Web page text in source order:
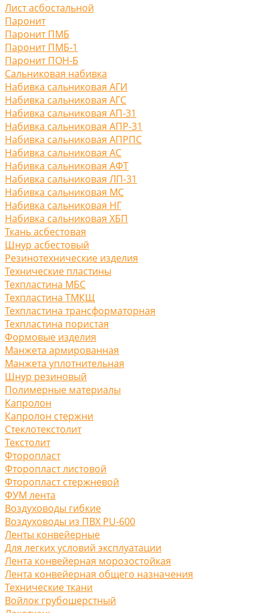
Лист асбостальной
Паронит
Паронит ПМБ
Паронит ПМБ-1
Паронит ПОН-Б
Сальниковая набивка
Набивка сальниковая АГИ
Набивка сальниковая АГС
Набивка сальниковая АП-31
Набивка сальниковая АПР-31
Набивка сальниковая АПРПС
Набивка сальниковая АС
Набивка сальниковая АФТ
Набивка сальниковая ЛП-31
Набивка сальниковая МС
Набивка сальниковая НГ
Набивка сальниковая ХБП
Ткань асбестовая
Шнур асбестовый
Резинотехнические изделия
Технические пластины
Техпластина МБС
Техпластина ТМКЩ
Техпластина трансформаторная
Техпластина пористая
Формовые изделия
Манжета армированная
Манжета уплотнительная
Шнур резиновый
Полимерные материалы
Капролон
Капролон стержни
Стеклотекстолит
Текстолит
Фторопласт
Фторопласт листовой
Фторопласт стержневой
ФУМ лента
Воздуховоды гибкие
Воздуховоды из ПВХ PU-600
Ленты конвейерные
Для легких условий эксплуатации
Лента конвейерная морозостойкая
Лента конвейерная общего назначения
Технические ткани
Войлок грубошерстный